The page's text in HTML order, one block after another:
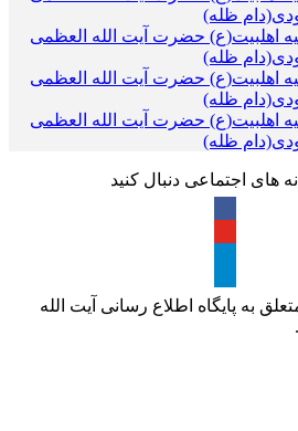
ظله)
اهلبیت(ع) حضرت آیت الله العظمی
ظله)
اهلبیت(ع) حضرت آیت الله العظمی
ظله)
اهلبیت(ع) حضرت آیت الله العظمی
ظله)
های اجتماعی دنبال کنید
به پایگاه اطلاع رسانی آیت الله